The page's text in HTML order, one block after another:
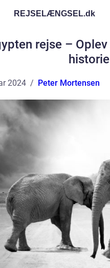
REJSELÆNGSEL.dk
rejse –
2024 Peter Mortensen